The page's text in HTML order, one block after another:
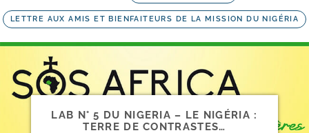
LETTRE AUX AMIS ET BIENFAITEURS DE LA MISSION DU NIGÉRIA
LAB N° 5 DU NIGERIA – LE NIGÉRIA :
TERRE DE CONTRASTES…